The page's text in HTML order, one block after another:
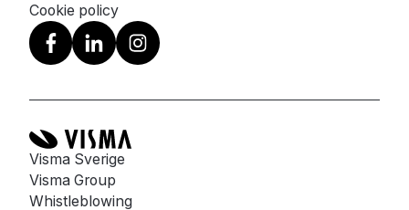
Cookie policy
Visma Sverige
Visma Group
Whistleblowing